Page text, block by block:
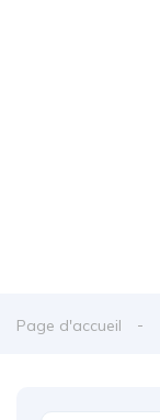
Page d'accueil